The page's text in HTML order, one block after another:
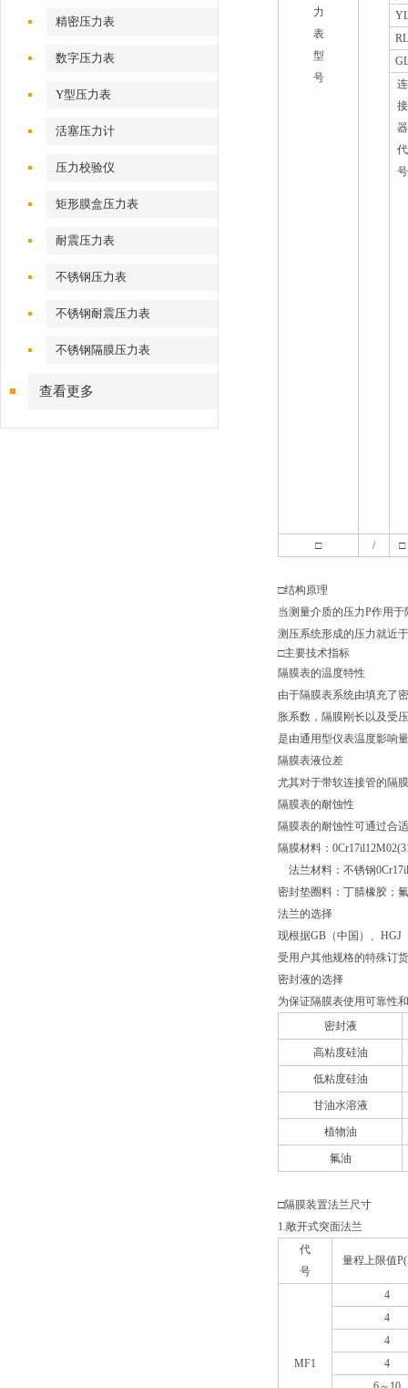
精密压力表
数字压力表
Y型压力表
活塞压力计
压力校验仪
矩形膜盒压力表
耐震压力表
不锈钢压力表
不锈钢耐震压力表
不锈钢隔膜压力表
查看更多
力
表
型
号
RL
连
接
器
代
号
□ / □
□结构原理
当测量介质的压力P作用
测压系统形成的压力就近
□主要技术指标
隔膜表的温度特性
由于隔膜表系统由填充了
胀系数，隔膜刚长以及受
是由通用型仪表温度影响
隔膜表液位差
尤其对于带软连接管的隔
隔膜表的耐蚀性
隔膜表的耐蚀性可通过合
隔膜材料：
法兰材料：不锈钢
密封垫圈料：丁腈橡胶；
法兰的选择
现根据GB（中国）、HGJ
受用户其他规格的特殊订
密封液的选择
为保证隔膜表使用可靠性
密封液
高粘度硅油
低粘度硅油
甘油水溶液
植物油
氟油
□隔膜装置法兰尺寸
1.敞开式突面法兰
代
号
量程上限值
MF1
4
4
4
4